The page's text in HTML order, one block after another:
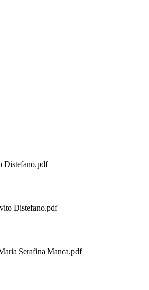
Distefano.pdf
Distefano.pdf
Serafina Manca.pdf